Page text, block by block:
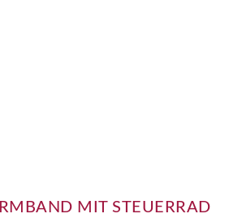
MIT STEUERRAD